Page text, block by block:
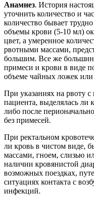
Анамнез. История
уточнить количество и
количество бывает
объемы крови (5-10 мл)
цвет, а умеренное
рвотными массами,
большим. Все же
примеси и крови в виде
объеме чайных ложек или
При указаниях на рвоту
пациента, выделялась ли
либо после
без примесей.
При ректальном
ли кровь в чистом виде,
массами, гноем, слизью
наличии кровянистой
возможных поездках,
ситуациях контакта с
инфекций.